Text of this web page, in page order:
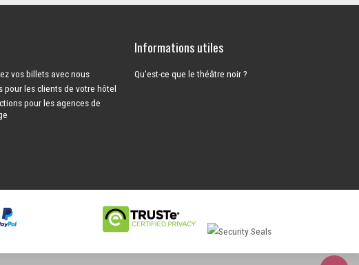
vos billets avec nous
pour les clients de votre hôtel
pour les agences de
Informations utiles
Qu'est-ce que le théâtre noir ?